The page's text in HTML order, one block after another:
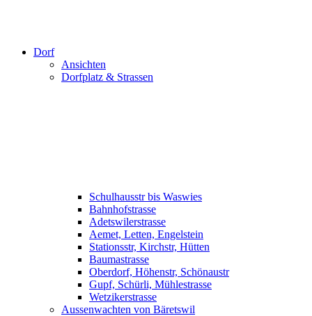
Dorf
Ansichten
Dorfplatz & Strassen
Schulhausstr bis Waswies
Bahnhofstrasse
Adetswilerstrasse
Aemet, Letten, Engelstein
Stationsstr, Kirchstr, Hütten
Baumastrasse
Oberdorf, Höhenstr, Schönaustr
Gupf, Schürli, Mühlestrasse
Wetzikerstrasse
Aussenwachten von Bäretswil